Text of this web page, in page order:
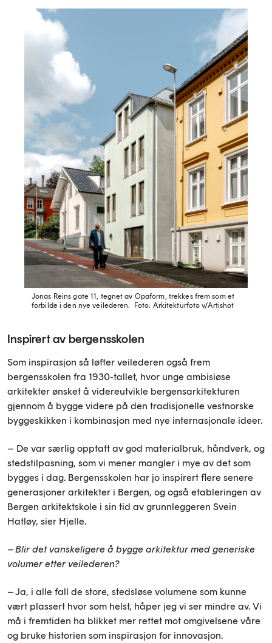
Jonas Reins gate 11, tegnet av Opaform, trekkes frem som et
forbilde i den nye veilederen.
Foto: Arkitekturfoto v/Artishot
Inspirert av bergensskolen
Som inspirasjon så løfter veilederen også frem
bergensskolen fra 1930-tallet, hvor unge ambisiøse
arkitekter ønsket å videreutvikle bergensarkitekturen
gjennom å bygge videre på den tradisjonelle vestnorske
byggeskikken i kombinasjon med nye internasjonale ideer.
– De var særlig opptatt av god materialbruk, håndverk, og
stedstilpasning, som vi mener mangler i mye av det som
bygges i dag. Bergensskolen har jo inspirert flere senere
generasjoner arkitekter i Bergen, og også etableringen av
Bergen arkitektskole i sin tid av grunnleggeren Svein
Hatløy, sier Hjelle.
– Blir det vanskeligere å bygge arkitektur med generiske
volumer etter veilederen?
– Ja, i alle fall de store, stedsløse volumene som kunne
vært plassert hvor som helst, håper jeg vi ser mindre av. Vi
må i fremtiden ha blikket mer rettet mot omgivelsene våre
og bruke historien som inspirasjon for innovasjon.